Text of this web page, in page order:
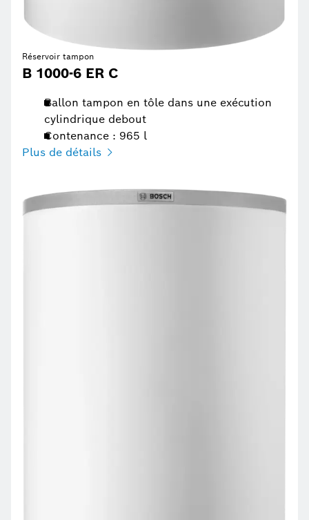
Réservoir tampon
B 1000-6 ER C
Ballon tampon en tôle dans une exécution
cylindrique debout
Contenance : 965 l
Plus de détails